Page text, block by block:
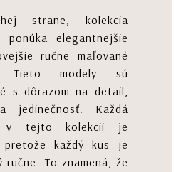
strane, kolekcia
ponúka elegantnejšie
ručne maľované
Tieto modely sú
s dôrazom na detail,
jedinečnosť. Každá
v tejto kolekcii je
pretože každý kus je
ručne. To znamená, že